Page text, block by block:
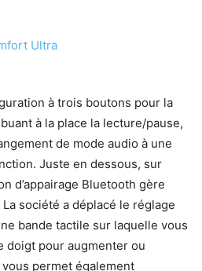
à trois boutons pour la
à la place la lecture/pause,
de mode audio à une
Juste en dessous, sur
d’appairage Bluetooth gère
société a déplacé le réglage
bande tactile sur laquelle vous
doigt pour augmenter ou
permet également